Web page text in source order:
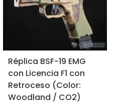
Réplica BSF-19 EMG
con Licencia F1 con
Retroceso (Color:
Woodland / CO2)